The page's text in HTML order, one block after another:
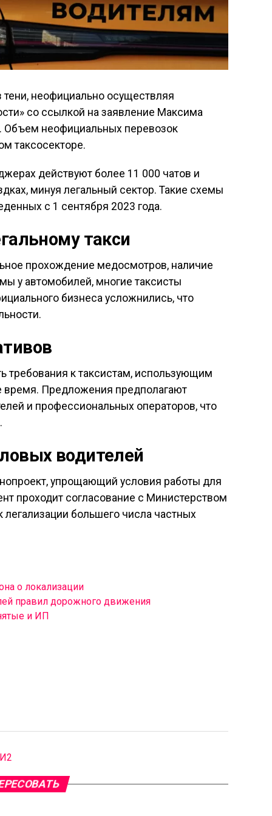
неофициально осуществляя
со ссылкой на заявление Максима
Объем неофициальных перевозок
таксосекторе.
действуют более 11 000 чатов и
минуя легальный сектор. Такие схемы
с 1 сентября 2023 года.
такси
прохождение медосмотров, наличие
у автомобилей, многие таксисты
бизнеса усложнились, что
требования к таксистам, использующим
Предложения предполагают
и профессиональных операторов, что
водителей
упрощающий условия работы для
проходит согласование с Министерством
большего числа частных
о локализации
правил дорожного движения
и ИП